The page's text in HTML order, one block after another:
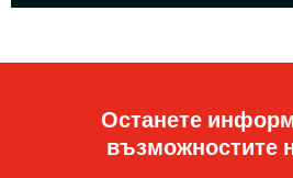
Останете
възможностите